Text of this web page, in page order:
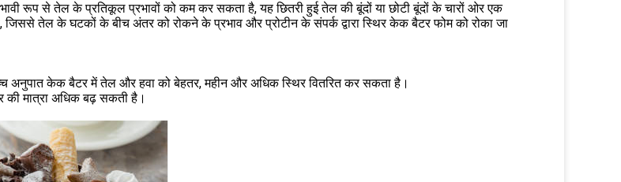
रूप से तेल के प्रतिकूल प्रभावों को कम कर सकता है, यह छितरी हुई तेल की बूंदों या छोटी बूंदों के चारों ओर एक
जिससे तेल के घटकों के बीच अंतर को रोकने के प्रभाव और प्रोटीन के संपर्क द्वारा स्थिर केक बैटर फोम को रोका जा
अनुपात केक बैटर में तेल और हवा को बेहतर, महीन और अधिक स्थिर वितरित कर सकता है।
की मात्रा अधिक बढ़ सकती है।